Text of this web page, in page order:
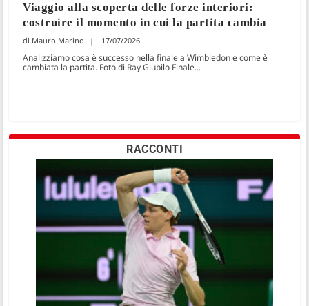
Viaggio alla scoperta delle forze interiori:
costruire il momento in cui la partita cambia
Mauro Marino 17/07/2026
Analizziamo cosa è successo nella finale a Wimbledon e come è
cambiata la partita. Foto di Ray Giubilo Finale...
RACCONTI